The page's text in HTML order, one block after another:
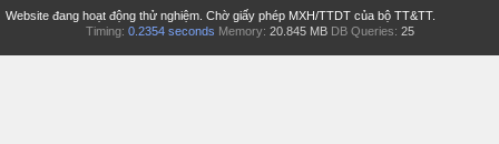
Website đang hoạt động thử nghiệm. Chờ giấy phép MXH/TTDT của bộ TT&TT.
Timing: 0.2354 seconds Memory: 20.845 MB DB Queries: 25